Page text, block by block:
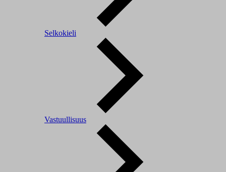
Selkokieli
Vastuullisuus